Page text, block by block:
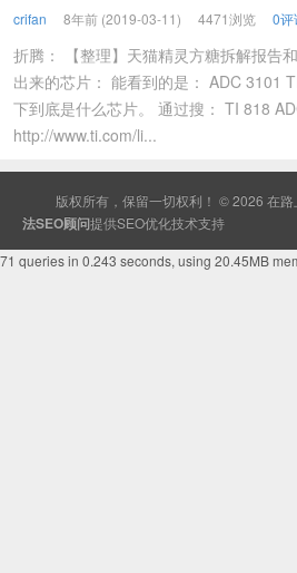
crifan 8年前 (2019-03-11) 4471浏览 0评
折腾： 【整理】天猫精灵方糖拆解报告
出来的芯片： 能看到的是： ADC 3101
下到底是什么芯片。 通过搜： TI 818
http://www.ti.com/li...
版权所有，保留一切权利！ © 2026 在路
法SEO顾问提供SEO优化技术支持
71 queries in 0.243 seconds, using 20.45MB